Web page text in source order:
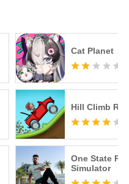
Cat Planet
Hill Climb
One State RP
Simulator